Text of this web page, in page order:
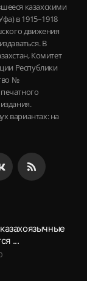
казахскими
в 1915–1918
движения
В
Комитет
Республики
№
вариантах: на
...